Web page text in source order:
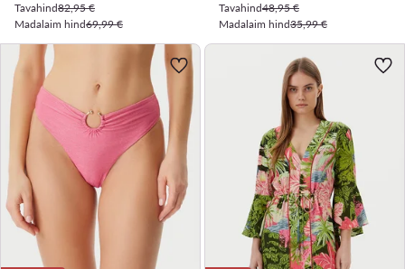
Tavahind82,95 €
Madalaim hind69,99 €
Tavahind48,95 €
Madalaim hind35,99 €